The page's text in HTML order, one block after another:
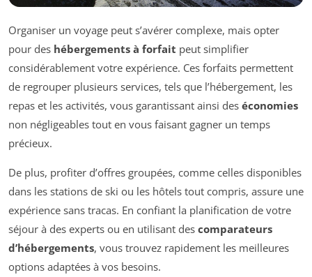
Organiser un voyage peut s’avérer complexe, mais opter
pour des hébergements à forfait peut simplifier
considérablement votre expérience. Ces forfaits permettent
de regrouper plusieurs services, tels que l’hébergement, les
repas et les activités, vous garantissant ainsi des économies
non négligeables tout en vous faisant gagner un temps
précieux.
De plus, profiter d’offres groupées, comme celles disponibles
dans les stations de ski ou les hôtels tout compris, assure une
expérience sans tracas. En confiant la planification de votre
séjour à des experts ou en utilisant des comparateurs
d’hébergements, vous trouvez rapidement les meilleures
options adaptées à vos besoins.